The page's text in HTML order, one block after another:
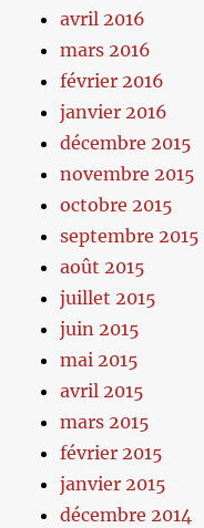
avril 2016
mars 2016
février 2016
janvier 2016
décembre 2015
novembre 2015
octobre 2015
septembre 2015
août 2015
juillet 2015
juin 2015
mai 2015
avril 2015
mars 2015
février 2015
janvier 2015
décembre 2014